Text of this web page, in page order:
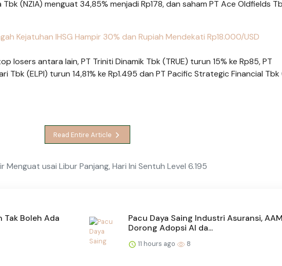
Tbk (NZIA) menguat 34,85% menjadi Rp178, dan saham PT Ace Oldfields
Kejatuhan IHSG Hampir 30% dan Rupiah Mendekati Rp18.000/USD
losers antara lain, PT Triniti Dinamik Tbk (TRUE) turun 15% ke Rp85, PT
Tbk (ELPI) turun 14,81% ke Rp1.495 dan PT Pacific Strategic Financial Tbk
Read Entire Article
Menguat usai Libur Panjang, Hari Ini Sentuh Level 6.195
Tak Boleh Ada
Pacu Daya Saing Industri Asuransi,
Dorong Adopsi AI da...
11 hours ago 8